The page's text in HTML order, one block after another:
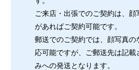
ご来店・出張でのご契約は、
があればご契約可能です。
郵送でのご契約では、顔写真の
応可能ですが、ご郵送先は記載
みへの発送となります。